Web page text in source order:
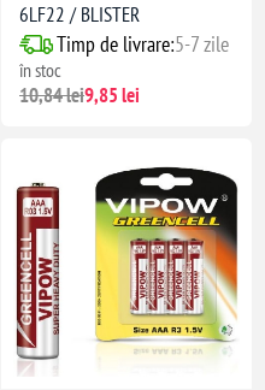
6LF22 / BLISTER
Timp de livrare:5-7 zile
în stoc
10,84 lei9,85 lei